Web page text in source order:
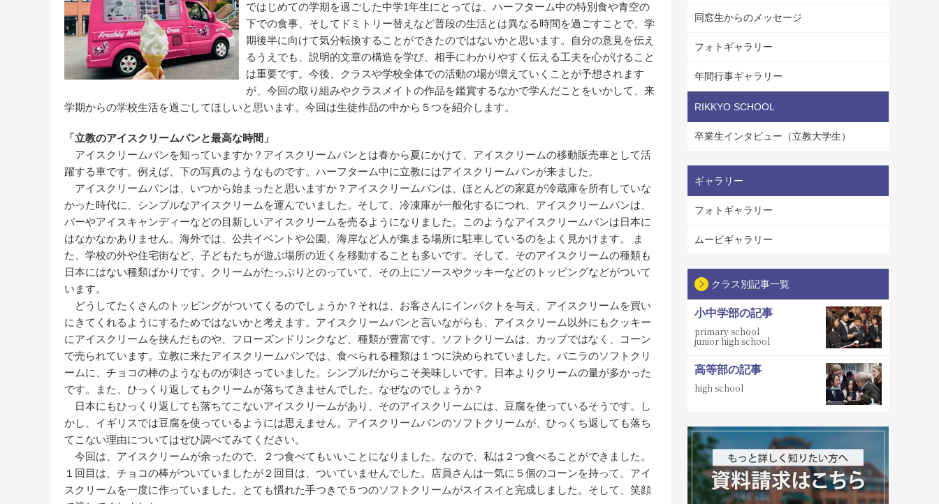
ではじめての学期を過ごした中学1年生にとっては、ハーフターム中の特別食や青空の
下での食事、そしてドミトリー替えなど普段の生活とは異なる時間を過ごすことで、学
期後半に向けて気分転換することができたのではないかと思います。自分の意見を伝え
るうえでも、説明的文章の構造を学び、相手にわかりやすく伝える工夫を心がけること
は重要です。今後、クラスや学校全体での活動の場が増えていくことが予想されます
が、今回の取り組みやクラスメイトの作品を鑑賞するなかで学んだことをいかして、来
学期からの学校生活を過ごしてほしいと思います。今回は生徒作品の中から５つを紹介します。
「立教のアイスクリームバンと最高な時間」
アイスクリームバンを知っていますか？アイスクリームバンとは春から夏にかけて、アイスクリームの移動販売車として活
躍する車です。例えば、下の写真のようなものです。ハーフターム中に立教にはアイスクリームバンが来ました。
アイスクリームバンは、いつから始まったと思いますか？アイスクリームバンは、ほとんどの家庭が冷蔵庫を所有していな
かった時代に、シンプルなアイスクリームを運んでいました。そして、冷凍庫が一般化するにつれ、アイスクリームバンは、
バーやアイスキャンディーなどの目新しいアイスクリームを売るようになりました。このようなアイスクリームバンは日本に
はなかなかありません。海外では、公共イベントや公園、海岸など人が集まる場所に駐車しているのをよく見かけます。 ま
た、学校の外や住宅街など、子どもたちが遊ぶ場所の近くを移動することも多いです。そして、そのアイスクリームの種類も
日本にはない種類ばかりです。クリームがたっぷりとのっていて、その上にソースやクッキーなどのトッピングなどがついて
います。
どうしてたくさんのトッピングがついてくるのでしょうか？それは、お客さんにインパクトを与え、アイスクリームを買い
にきてくれるようにするためではないかと考えます。アイスクリームバンと言いながらも、アイスクリーム以外にもクッキー
にアイスクリームを挟んだものや、フローズンドリンクなど、種類が豊富です。ソフトクリームは、カップではなく、コーン
で売られています。立教に来たアイスクリームバンでは、食べられる種類は１つに決められていました。バニラのソフトクリ
ームに、チョコの棒のようなものが刺さっていました。シンプルだからこそ美味しいです。日本よりクリームの量が多かった
です。また、ひっくり返してもクリームが落ちてきませんでした。なぜなのでしょうか？
日本にもひっくり返しても落ちてこないアイスクリームがあり、そのアイスクリームには、豆腐を使っているそうです。し
かし、イギリスでは豆腐を使っているようには思えません。アイスクリームバンのソフトクリームが、ひっくち返しても落ち
てこない理由についてはぜひ調べてみてください。
今回は、アイスクリームが余ったので、２つ食べてもいいことになりました。なので、私は２つ食べることができました。
１回目は、チョコの棒がついていましたが２回目は、ついていませんでした。店員さんは一気に５個のコーンを持って、アイ
スクリームを一度に作っていました。とても慣れた手つきで５つのソフトクリームがスイスイと完成しました。そして、笑顔
同窓生からのメッセージ
フォトギャラリー
年間行事ギャラリー
RIKKYO SCHOOL
卒業生インタビュー（立教大学生）
ギャラリー
フォトギャラリー
ムービギャラリー
クラス別記事一覧
小中学部の記事
primary school
junior high school
高等部の記事
high school